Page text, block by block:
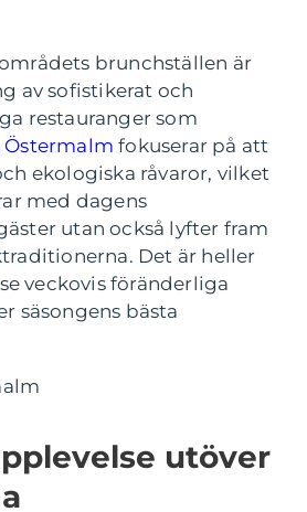
brunchställen är
av sofistikerat och
restauranger som
fokuserar på att
ekologiska råvaror, vilket
med dagens
utan också lyfter fram
Det är heller
veckovis föränderliga
säsongens bästa
utöver